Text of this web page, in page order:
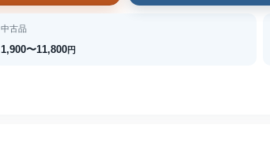
中古品
1,900〜11,800円